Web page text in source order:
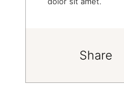
Share